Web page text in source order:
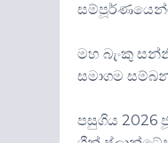
මහ බැංකු
සමාගම
පසුගිය 2026